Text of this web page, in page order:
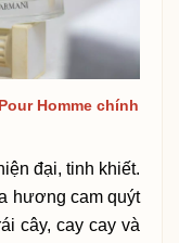
Homme chính
đại, tinh khiết.
hương cam quýt
cây, cay cay và